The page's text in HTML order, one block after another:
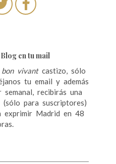
en tu mail
bon vivantcastizo, sólo
tu email y además
recibirás una
para suscriptores)
exprimir Madrid en 48